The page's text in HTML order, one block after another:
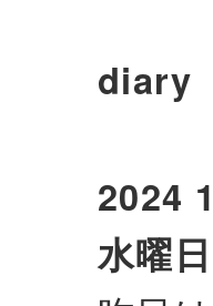
diary
2024
水曜日